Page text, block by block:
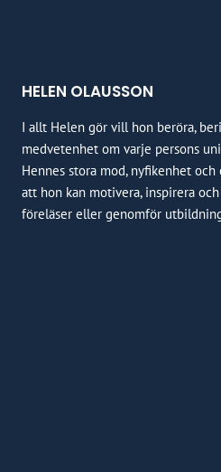
HELEN OLAUSSON
I allt Helen gör vill hon beröra,
medvetenhet om varje persons
Hennes stora mod, nyfikenhet
att hon kan motivera, inspirera
föreläser eller genomför